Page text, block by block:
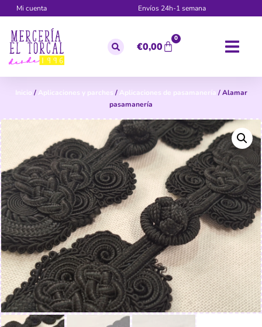
Mi cuenta Envíos 24h-1 semana
€0,00
0
Inicio / Aplicaciones y parches / Aplicaciones de pasamanería / Alamar
pasamanería